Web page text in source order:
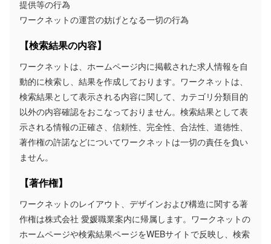
提供等の行為
ワークネットの運営の妨げとなる一切の行為
【検索結果の内容】
ワークネットは、ホームページ内に掲載された求人情報を自
動的に検索し、結果を作成しております。ワークネットは、
検索結果として表示される内容に関して、カテゴリ分類目的
以外の内容確認をおこなっておりません。検索結果として表
示される情報の正確さ、信頼性、完全性、合法性、道徳性、
著作権の許諾などについてワークネットは一切の責任を負い
ません。
【著作権】
ワークネットのレイアウト、デザインおよび構造に関する著
作権は株式会社 愛媛職業案内に帰属します。ワークネットの
ホームページや検索結果ページをWEBサイトで反映し、検索